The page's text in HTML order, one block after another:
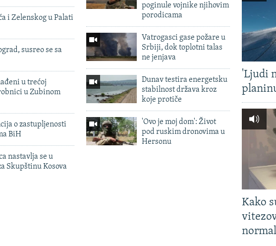
i Zelenskog u Palati
susreo se sa
u trećoj
u Zubinom
o zastupljenosti
BiH
nastavlja se u
Skupštinu Kosova
poginule vojnike njihovim
porodicama
Vatrogasci gase požare u
Srbiji, dok toplotni talas
ne jenjava
Dunav testira energetsku
stabilnost država kroz
koje protiče
'Ovo je moj dom': Život
pod ruskim dronovima u
Hersonu
'Ljudi
Kako